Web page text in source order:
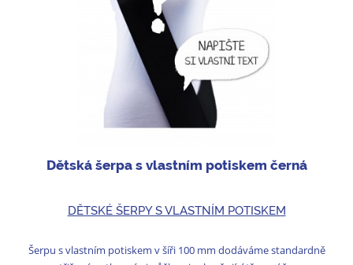
Dětská šerpa s vlastním potiskem černá
DĚTSKÉ ŠERPY S VLASTNÍM POTISKEM
Šerpu s vlastním potiskem v šíři 100 mm dodáváme standardně